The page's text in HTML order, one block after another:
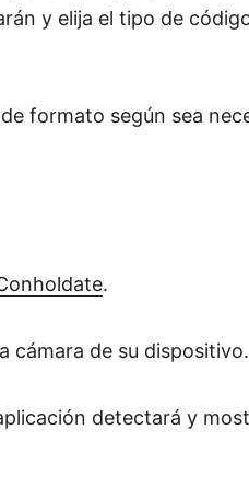
y elija el tipo de
formato según sea
.
cámara de su dispositivo.
detectará y